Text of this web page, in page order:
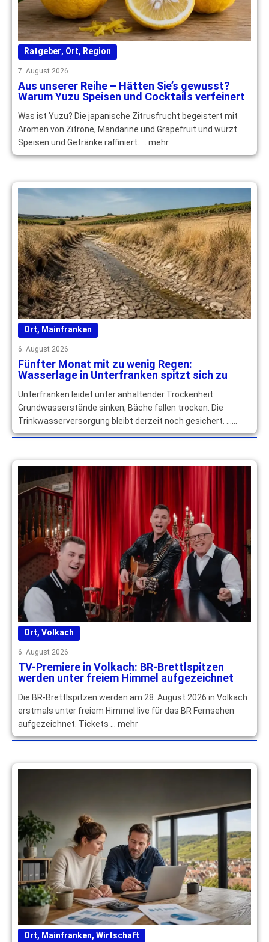
Ratgeber, Ort, Region
7. August 2026
Aus unserer Reihe – Hätten Sie’s gewusst?
Warum Yuzu Speisen und Cocktails verfeinert
Was ist Yuzu? Die japanische Zitrusfrucht begeistert mit
Aromen von Zitrone, Mandarine und Grapefruit und würzt
Speisen und Getränke raffiniert. … mehr
Ort, Mainfranken
6. August 2026
Fünfter Monat mit zu wenig Regen:
Wasserlage in Unterfranken spitzt sich zu
Unterfranken leidet unter anhaltender Trockenheit:
Grundwasserstände sinken, Bäche fallen trocken. Die
Trinkwasserversorgung bleibt derzeit noch gesichert. …
mehr
Ort, Volkach
6. August 2026
TV-Premiere in Volkach: BR-Brettlspitzen
werden unter freiem Himmel aufgezeichnet
Die BR-Brettlspitzen werden am 28. August 2026 in Volkach
erstmals unter freiem Himmel live für das BR Fernsehen
aufgezeichnet. Tickets … mehr
Ort, Mainfranken, Wirtschaft